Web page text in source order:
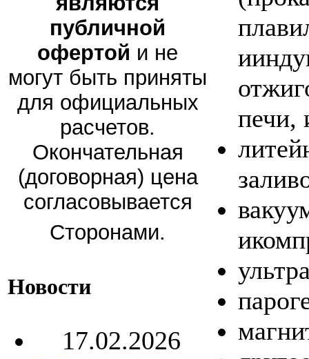
публичной
офертой и не
могут быть приняты
для официальных
расчетов.
Окончательная
(договорная) цена
согласовывается
Сторонами.
Новости
17.02.2026
печи,